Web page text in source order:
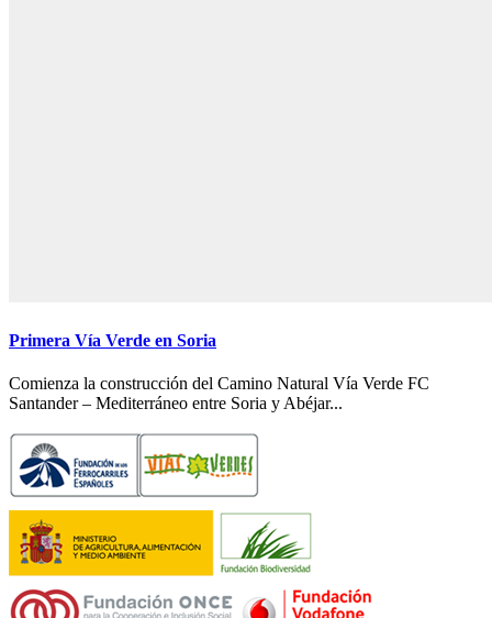
Primera Vía Verde en Soria
Comienza la construcción del Camino Natural Vía Verde FC
Santander – Mediterráneo entre Soria y Abéjar...